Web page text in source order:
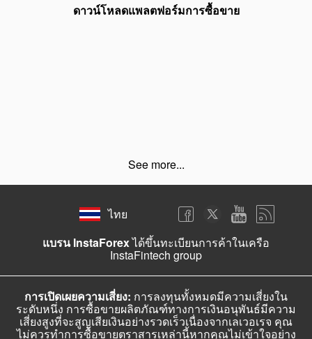
ดาวน์โหลดแพลตฟอร์มการซื้อขาย
See more...
ไทย
แบรน InstaForexได้ขึ้นทะเบียนการค้าในเครือ
InstaFintech group
การเปิดเผยความเสี่ยง: การลงทุนทั้งหมดมีความเสี่ยงใน
ระดับหนึ่ง การซื้อขายผลิตภัณฑ์ทางการเงินอนุพันธ์มีความ
เสี่ยงสูงที่จะสูญเสียเงินอย่างรวดเร็วเนื่องจากเลเวอเรจ คุณ
ไม่ควรทำการซื้อขายตราสารเหล่านี้หากคุณไม่เข้าใจอย่าง